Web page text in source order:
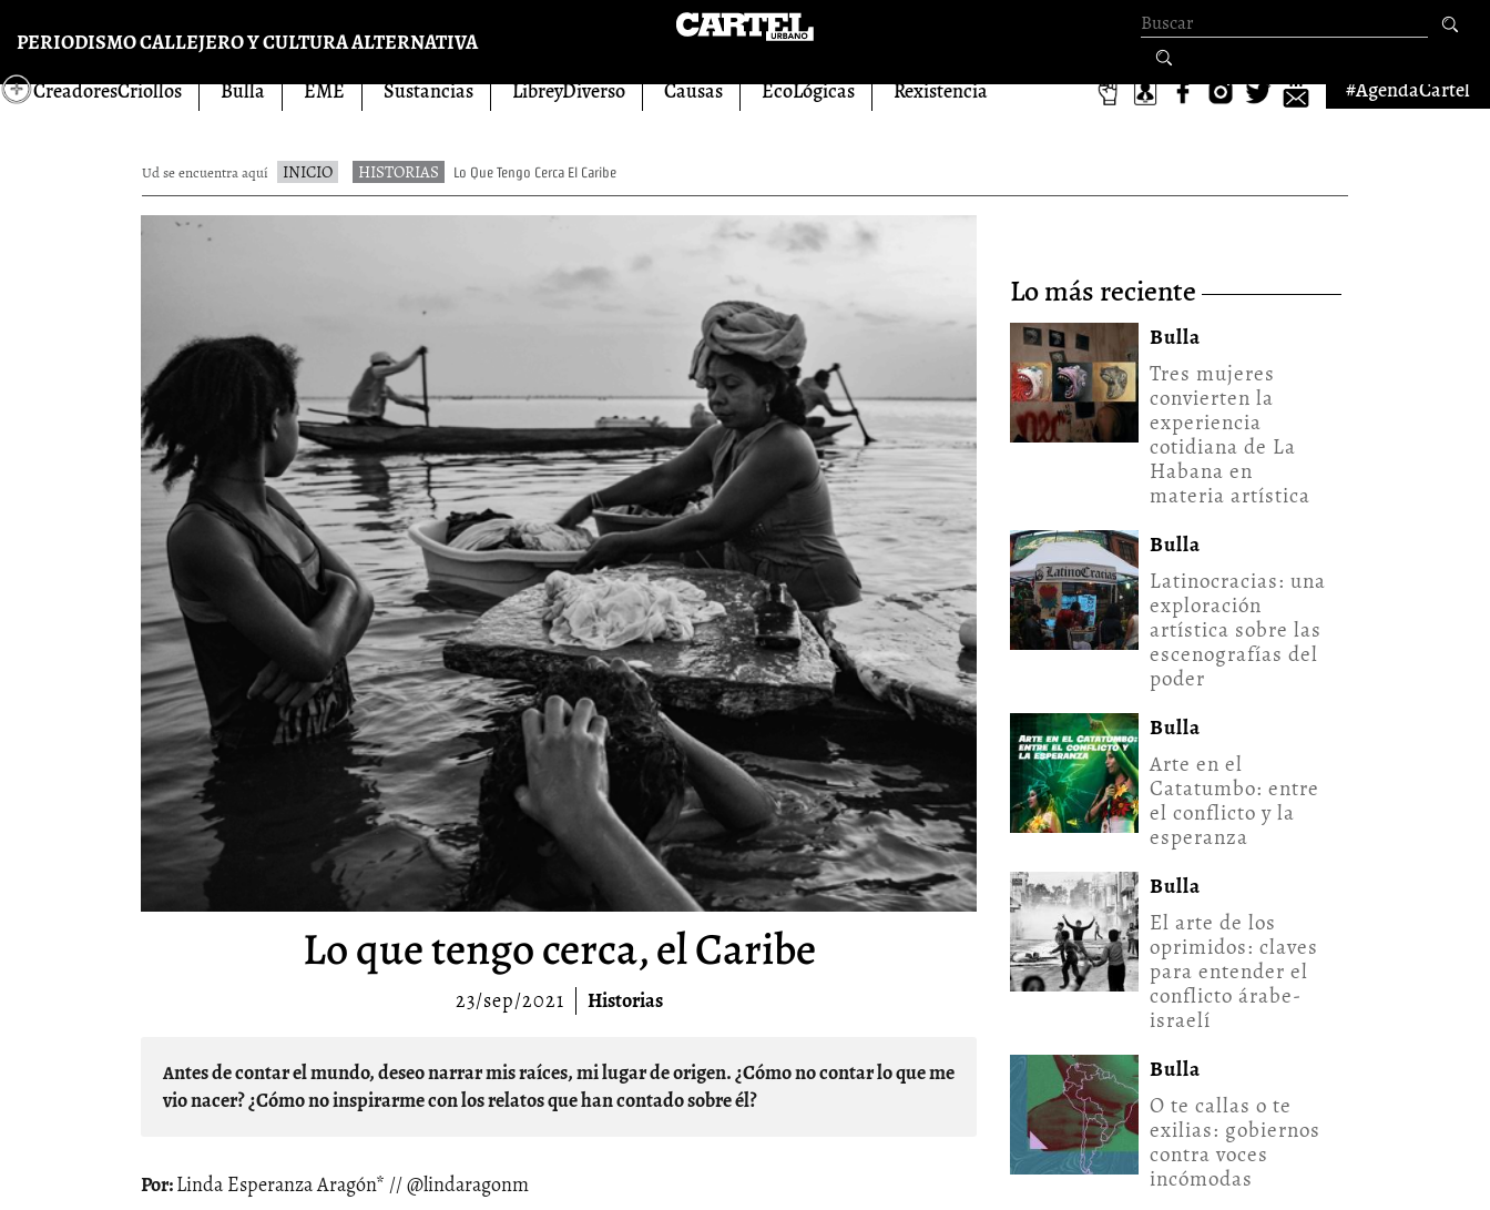
PERIODISMO CALLEJERO Y CULTURA ALTERNATIVA
Formulario de
búsqueda
CreadoresCriollos Bulla EME Sustancias LibreyDiverso Causas EcoLógicas Rexistencia #AgendaCartel
Ud se encuentra aquí INICIO HISTORIAS Lo Que Tengo Cerca El Caribe
Lo que tengo cerca, el Caribe
23/sep/2021 Historias
Antes de contar el mundo, deseo narrar mis raíces, mi lugar de origen. ¿Cómo no contar lo que me
vio nacer? ¿Cómo no inspirarme con los relatos que han contado sobre él?​
Linda Esperanza Aragón* // @lindaragonm
lo más reciente
Bulla
Tres mujeres
convierten la
experiencia
cotidiana de La
Habana en
materia artística
Bulla
Latinocracias: una
exploración
artística sobre las
escenografías del
poder
Bulla
Arte en el
Catatumbo: entre
el conflicto y la
esperanza
Bulla
El arte de los
oprimidos: claves
para entender el
conflicto árabe-
israelí
Bulla
O te callas o te
exilias: gobiernos
contra voces
incómodas